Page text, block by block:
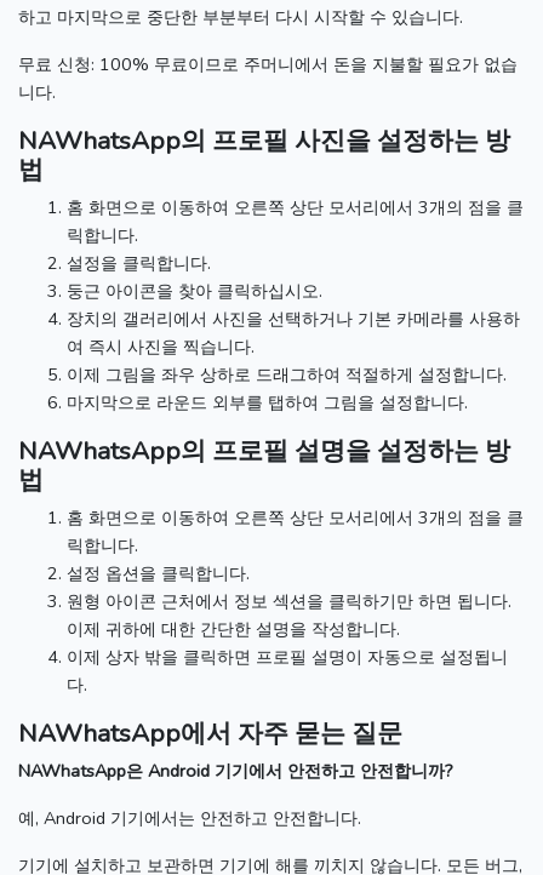
하고 마지막으로 중단한 부분부터 다시 시작할 수 있습니다.
무료 신청: 100% 무료이므로 주머니에서 돈을 지불할 필요가 없습
니다.
NAWhatsApp의 프로필 사진을 설정하는 방
법
홈 화면으로 이동하여 오른쪽 상단 모서리에서 3개의 점을 클
릭합니다.
설정을 클릭합니다.
둥근 아이콘을 찾아 클릭하십시오.
장치의 갤러리에서 사진을 선택하거나 기본 카메라를 사용하
여 즉시 사진을 찍습니다.
이제 그림을 좌우 상하로 드래그하여 적절하게 설정합니다.
마지막으로 라운드 외부를 탭하여 그림을 설정합니다.
NAWhatsApp의 프로필 설명을 설정하는 방
법
홈 화면으로 이동하여 오른쪽 상단 모서리에서 3개의 점을 클
릭합니다.
설정 옵션을 클릭합니다.
원형 아이콘 근처에서 정보 섹션을 클릭하기만 하면 됩니다.
이제 귀하에 대한 간단한 설명을 작성합니다.
이제 상자 밖을 클릭하면 프로필 설명이 자동으로 설정됩니
다.
NAWhatsApp에서 자주 묻는 질문
NAWhatsApp은 Android 기기에서 안전하고 안전합니까?
예, Android 기기에서는 안전하고 안전합니다.
기기에 설치하고 보관하면 기기에 해를 끼치지 않습니다. 모든 버그,